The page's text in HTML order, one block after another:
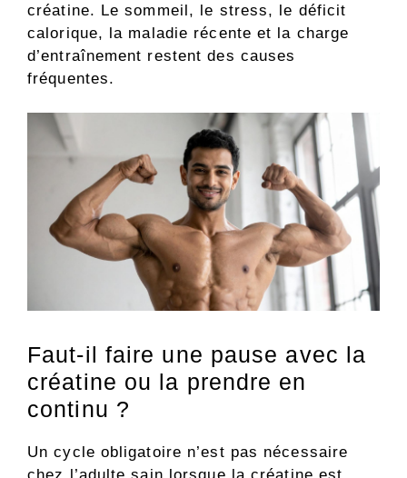
créatine. Le sommeil, le stress, le déficit
calorique, la maladie récente et la charge
d’entraînement restent des causes
fréquentes.
Faut-il faire une pause avec la
créatine ou la prendre en
continu ?
Un cycle obligatoire n’est pas nécessaire